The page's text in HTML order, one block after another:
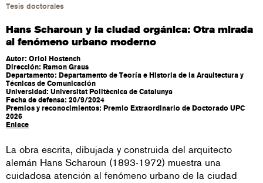
Tesis doctorales
Hans Scharoun y la ciudad orgánica: Otra mirada
al fenómeno urbano moderno
Autor: Oriol Hostench
Dirección: Ramon Graus
Departamento: Departamento de Teoría e Historia de la Arquitectura y
Técnicas de Comunicación
Universidad: Universitat Politècnica de Catalunya
Fecha de defensa: 20/9/2024
Premios y reconocimientos: Premio Extraordinario de Doctorado UPC
2026
Enlace
La obra escrita, dibujada y construida del arquitecto
alemán Hans Scharoun (1893-1972) muestra una
cuidadosa atención al fenómeno urbano de la ciudad